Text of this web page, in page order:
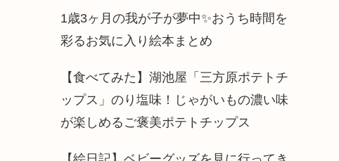
1歳3ヶ月の我が子が夢中✨️おうち時間を
彩るお気に入り絵本まとめ
【食べてみた】湖池屋「三方原ポテトチ
ップス」のり塩味！じゃがいもの濃い味
が楽しめるご褒美ポテトチップス